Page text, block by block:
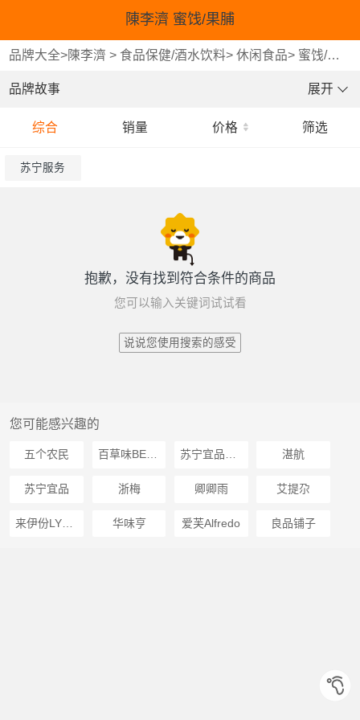
陳李濟 蜜饯/果脯
品牌大全>陳李濟 > 食品保健/酒水饮料>休闲食品> 蜜饯/果脯
品牌故事 展开
综合 销量 价格 筛选
苏宁服务
抱歉，没有找到符合条件的商品
您可以输入关键词试试看
说说您使用搜索的感受
您可能感兴趣的
五个农民 百草味BECHEERY 湛航
苏宁宜品 浙梅 卿卿雨 艾提尕
华味亨 爱芙Alfredo 良品铺子